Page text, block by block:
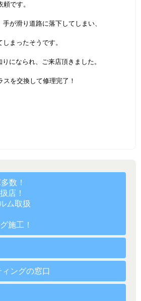
です。
が滑り道路に落下してしまい、
まったそうです。
になられ、ご来店頂きました。
を交換して修理完了！
数！
店！
ム取扱
施工！
ングの窓口